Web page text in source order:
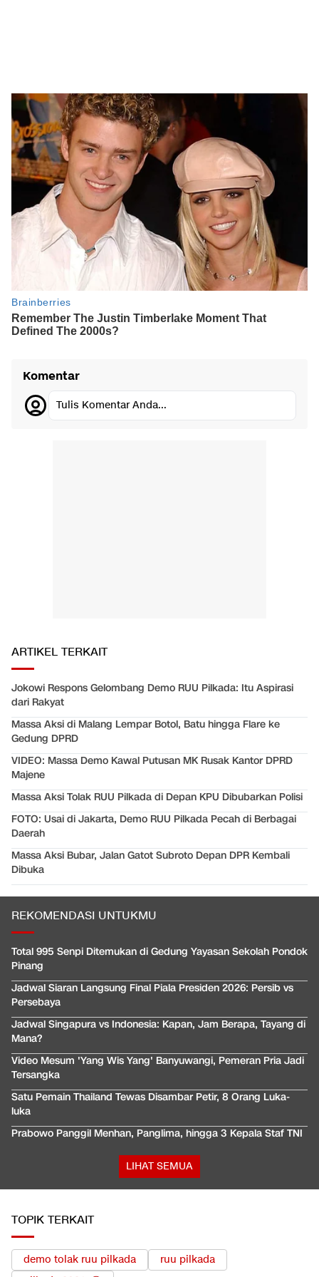
Komentar
Tulis Komentar Anda...
ARTIKEL TERKAIT
Jokowi Respons Gelombang Demo RUU Pilkada: Itu Aspirasi
dari Rakyat
Massa Aksi di Malang Lempar Botol, Batu hingga Flare ke
Gedung DPRD
VIDEO: Massa Demo Kawal Putusan MK Rusak Kantor DPRD
Majene
Massa Aksi Tolak RUU Pilkada di Depan KPU Dibubarkan Polisi
FOTO: Usai di Jakarta, Demo RUU Pilkada Pecah di Berbagai
Daerah
Massa Aksi Bubar, Jalan Gatot Subroto Depan DPR Kembali
Dibuka
REKOMENDASI UNTUKMU
Total 995 Senpi Ditemukan di Gedung Yayasan Sekolah Pondok
Pinang
Jadwal Siaran Langsung Final Piala Presiden 2026: Persib vs
Persebaya
Jadwal Singapura vs Indonesia: Kapan, Jam Berapa, Tayang di
Mana?
Video Mesum 'Yang Wis Yang' Banyuwangi, Pemeran Pria Jadi
Tersangka
Satu Pemain Thailand Tewas Disambar Petir, 8 Orang Luka-
luka
Prabowo Panggil Menhan, Panglima, hingga 3 Kepala Staf TNI
LIHAT SEMUA
TOPIK TERKAIT
demo tolak ruu pilkada
ruu pilkada